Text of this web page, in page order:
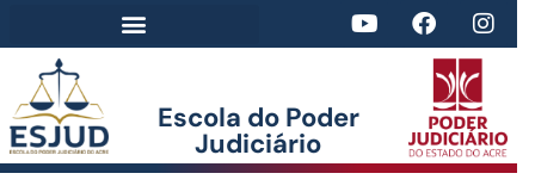
Escola do Poder
Judiciário​